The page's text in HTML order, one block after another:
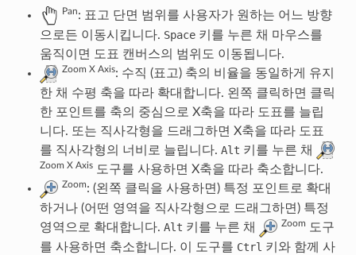
Pan: 표고 단면 범위를 사용자가 원하는 어느 방향
으로든 이동시킵니다. Space키를 누른 채 마우스를
움직이면 도표 캔버스의 범위도 이동됩니다.
Zoom X Axis: 수직 (표고) 축의 비율을 동일하게 유지
한 채 수평 축을 따라 확대합니다. 왼쪽 클릭하면 클릭
한 포인트를 축의 중심으로 X축을 따라 도표를 늘립
니다. 또는 직사각형을 드래그하면 X축을 따라 도표
를 직사각형의 너비로 늘립니다. Alt 키를 누른 채
Zoom X Axis도구를 사용하면 X축을 따라 축소합니다.
Zoom: (왼쪽 클릭을 사용하면) 특정 포인트로 확대
하거나 (어떤 영역을 직사각형으로 드래그하면) 특정
영역으로 확대합니다. Alt 키를 누른 채 Zoom 도구
를 사용하면 축소합니다. 이 도구를 Ctrl 키와 함께 사